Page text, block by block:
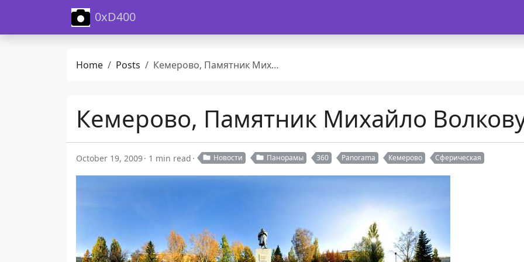
0xD400
Home Posts Кемерово, Памятник Михайло Волкову
Кемерово, Памятник Михайло
October 19, 2009 1 min read Новости Панорамы 360 Panorama Кемерово Сферическая